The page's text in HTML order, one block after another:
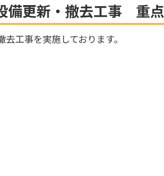
備更新・撤去工事 重
工事を実施しております。